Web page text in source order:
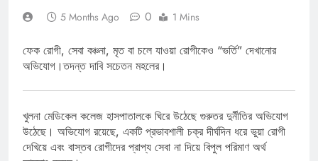
5 Months Ago 0 1 Mins
ফেক রোগী, সেবা বঞ্চনা, মৃত বা চলে যাওয়া রোগীকেও “ভর্তি” দেখানোর
অভিযোগ।তদন্ত দাবি সচেতন মহলের।
খুলনা মেডিকেল কলেজ হাসপাতালকে ঘিরে উঠেছে গুরুতর দুর্নীতির অভিযোগ
উঠেছে। অভিযোগ রয়েছে, একটি প্রভাবশালী চক্র দীর্ঘদিন ধরে ভুয়া রোগী
দেখিয়ে এবং বাস্তব রোগীদের প্রাপ্য সেবা না দিয়ে বিপুল পরিমাণ অর্থ